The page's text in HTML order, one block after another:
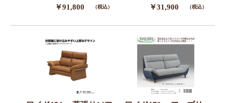
￥91,800 （税込） ￥31,900 （税込）